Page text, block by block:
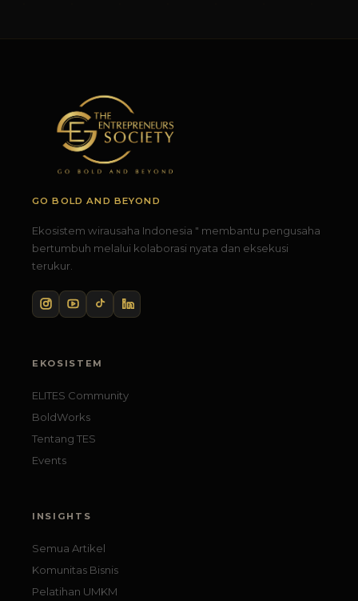
GO BOLD AND BEYOND
Ekosistem wirausaha Indonesia " membantu pengusaha
bertumbuh melalui kolaborasi nyata dan eksekusi
terukur.
EKOSISTEM
ELITES Community
BoldWorks
Tentang TES
Events
INSIGHTS
Semua Artikel
Komunitas Bisnis
Pelatihan UMKM